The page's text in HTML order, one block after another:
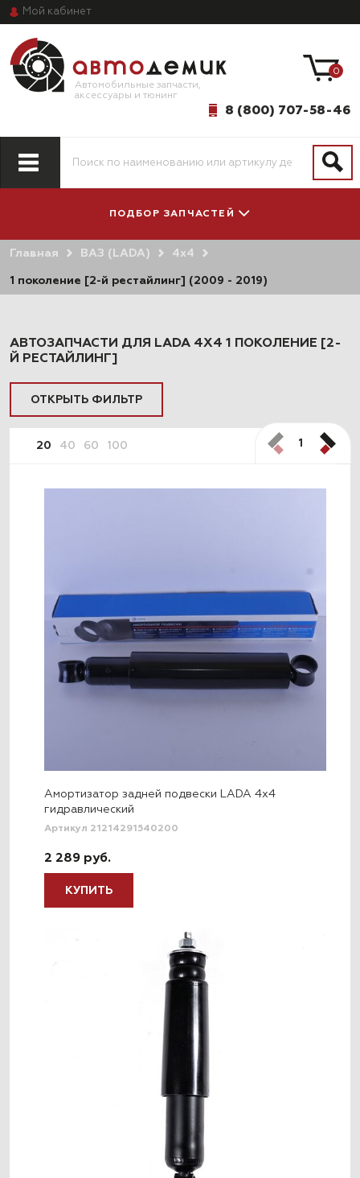
Мой кабинет
Автомобильные запчасти,
аксессуары и тюнинг
8 (800) 707-58-46
0
ПОДБОР ЗАПЧАСТЕЙ
АВТОМОБИЛЯ
И АГРЕГАТАМ
Главная ВАЗ (LADA) 4х4
1 поколение [2-й рестайлинг] (2009 - 2019)
АВТОЗАПЧАСТИ ДЛЯ LADA 4X4 1 ПОКОЛЕНИЕ [2-
Й РЕСТАЙЛИНГ]
ОТКРЫТЬ ФИЛЬТР
20 40 60 100 1
Амортизатор задней подвески LADA 4x4
гидравлический
Артикул 21214291540200
2 289 руб.
КУПИТЬ